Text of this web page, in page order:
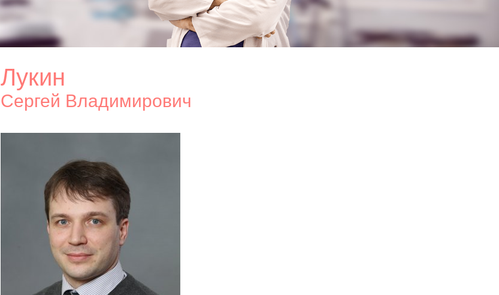
Лукин
Сергей Владимирович